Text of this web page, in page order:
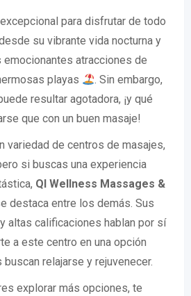
para disfrutar de todo
su vibrante vida nocturna y
atracciones de
playas
. Sin embargo,
resultar agotadora, ¡y qué
que con un buen masaje!
variedad de centros de masajes,
si buscas una experiencia
QI Wellness Massages &
destaca entre los demás. Sus
altas calificaciones hablan por sí
a este centro en una opción
relajarse y rejuvenecer.
explorar más opciones, te